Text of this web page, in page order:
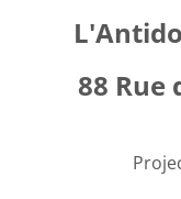
88 Rue